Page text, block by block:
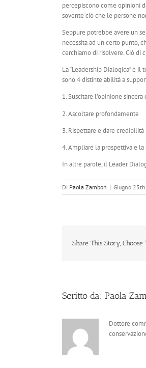
percepiscono come opinioni
sovente ciò che le persone
Seppure potrebbe avere un
necessita ad un certo punto,
cerchiamo di risolvere. Ciò di
La “Leadership Dialogica” è
sono 4 distinte abilità a
1. Suscitare l’opinione
2. Ascoltare profondamente
3. Rispettare e dare
4. Ampliare la prospettiva e
In altre parole, il Leader
Di Paola Zambon | Giugno
Share This Story, Choose
Scritto da: Paola
Dottore